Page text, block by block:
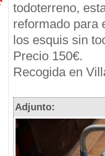
todoterreno,
reformado para
los esquis sin
Precio 150€.
Recogida en
Adjunto: